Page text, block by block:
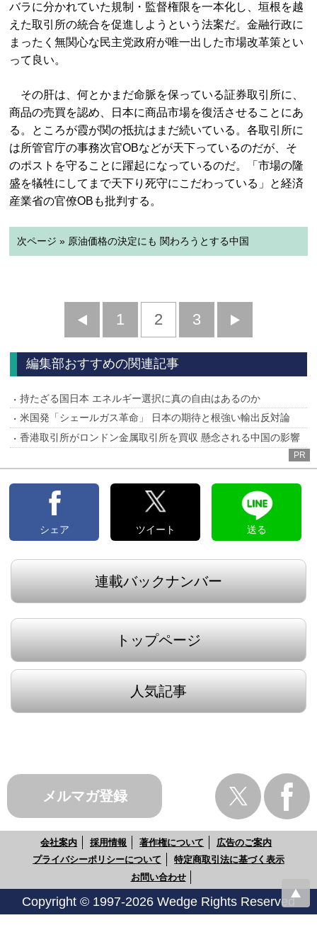
バラに分かれていた規制・監督権限を一本化し、垣根を越
えた取引所の統合を促進しようという法案だ。金融行政に
まったく無関心な民主党政府が唯一出した市場改革策とい
って良い。
その肝は、何とかまだ命脈を保っている証券取引所に、
商品の売買を認め、日本に商品市場を復活させることにあ
る。ところが霞が関の抵抗はまだ続いている。各取引所に
は所管官庁の事務次官OBなどが天下っているのだが、そ
のポストを守ることに躍起になっているのだ。「市場の隆
盛を犠牲にしてまで天下り死守にこだわっている」と経済
産業省の官僚OBも批判する。
次ページ » 原油価格の決定にも 関わろうとする中国
前
へ
1 2 3
へ
編集部おすすめの関連記事
持たざる国日本 エネルギー選択に真の自由はあるのか
米国発「シェールガス革命」 日本の期待と根強い輸出反対論
香港取引所がロンドン金属取引所を買収 懸念される中国の影響
PR
シェア ツイート 送る
連載バックナンバー
トップページ
人気記事
メルマガ登録
会社案内 採用情報 著作権について
広告のご案内
プライバシーポリシーについて
特定商取引法に基づく表示
お問い合わせ
Copyright © 1997-2026 Wedge Rights Reserved